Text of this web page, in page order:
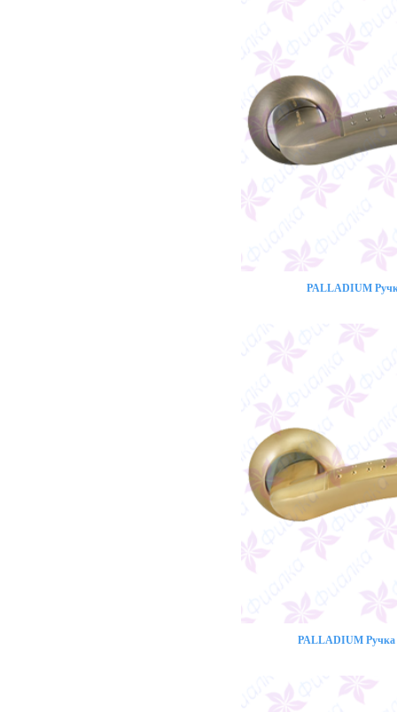
PALLADIUM
PALLADIUM Ручка